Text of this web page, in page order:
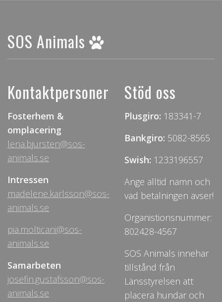
SOS Animals
Kontaktpersoner
Fosterhem &
omplacering
lena.bjursten@sos-
animals.se
Intressen
madelene.karlsson@sos-
animals.se
pia.molticani@sos-
animals.se
Samarbeten
josefin.gustafsson@sos-
animals.se
Stöd oss
Plusgiro: 183341-7
Bankgiro: 5082-8565
Swish: 1233196557
Ange alltid namn och
vad betalningen avser!
Organistionsnummer:
802428-4567
SOS Animals innehar
tillstånd från
Länsstyrelsen att
placera hundar och